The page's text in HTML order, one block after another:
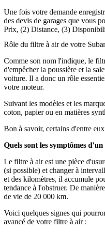
Une fois votre demande
des devis de garages que vous
Prix, (2) Distance, (3)
Rôle du filtre à air de votre
Comme son nom l'indique, le
d'empêcher la poussière et la
voiture. Il a donc un rôle
votre moteur.
Suivant les modèles et les
coton, papier ou en matières
Bon à savoir, certains d'entre
Quels sont les symptômes
Le filtre à air est une pièce
(si possible) et changer à
et des kilomètres, il accumule
tendance à l'obstruer. De
de vie de 20 000 km.
Voici quelques signes qui
avancé de votre filtre à air :